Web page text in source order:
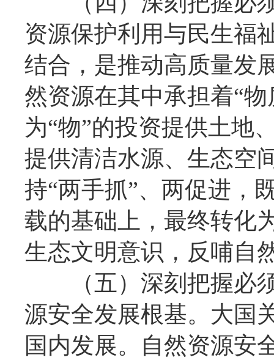
资源保护利用与民生福
结合，是推动高质量发
然资源在其中承担着“
为“物”的投资提供土地
提供清洁水源、生态空
持“两手抓”、两促进，
载的基础上，最终转化
生态文明意识，反哺自
（五）深刻把握必须
源安全发展根基。大国
国内发展。自然资源安